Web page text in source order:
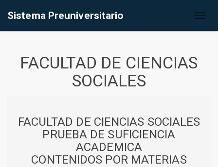
Sistema Preuniversitario
FACULTAD DE CIENCIAS
SOCIALES
FACULTAD DE CIENCIAS SOCIALES
PRUEBA DE SUFICIENCIA
ACADEMICA
CONTENIDOS POR MATERIAS